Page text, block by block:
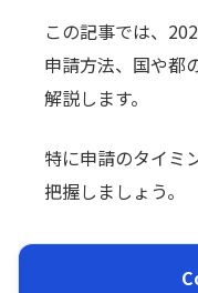
この記事では、
申請方法、国や都
解説します。
特に申請のタイミ
把握しましょう。